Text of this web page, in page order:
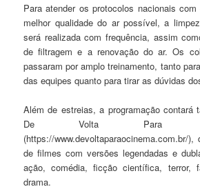
Para atender os protocolos nacionais
melhor qualidade do ar possível, a
será realizada com frequência, assim
de filtragem e a renovação do ar. Os
passaram por amplo treinamento, tanto
das equipes quanto para tirar as dúvidas
Além de estreias, a programação contará
De Volta Para o
(https://www.devoltaparaocinema.com.br/
de filmes com versões legendadas e
ação, comédia, ficção científica, terror,
drama.